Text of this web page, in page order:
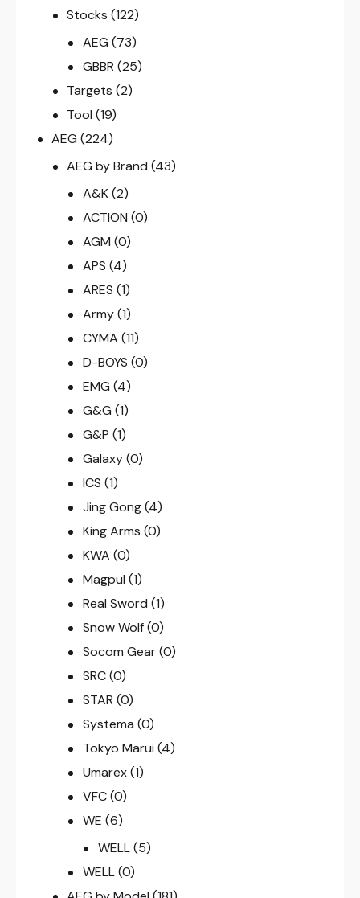
Stocks (122)
AEG (73)
GBBR (25)
Targets (2)
Tool (19)
AEG (224)
AEG by Brand (43)
A&K (2)
ACTION (0)
AGM (0)
APS (4)
ARES (1)
Army (1)
CYMA (11)
D-BOYS (0)
EMG (4)
G&G (1)
G&P (1)
Galaxy (0)
ICS (1)
Jing Gong (4)
King Arms (0)
KWA (0)
Magpul (1)
Real Sword (1)
Snow Wolf (0)
Socom Gear (0)
SRC (0)
STAR (0)
Systema (0)
Tokyo Marui (4)
Umarex (1)
VFC (0)
WE (6)
WELL (5)
WELL (0)